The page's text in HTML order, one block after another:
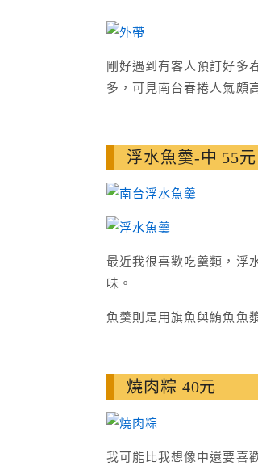
剛好遇到有客人預訂好多
多，可見南台春捲人氣頗
浮水魚羹-中 55元
最近我很喜歡吃羹類，浮
味。
魚羹則是用旗魚與鮪魚魚
燒肉粽 40元
我可能比我想像中還要喜